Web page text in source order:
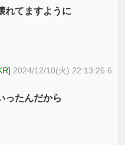
れてますように
2024/12/10(火) 22:13:26.6
ったんだから